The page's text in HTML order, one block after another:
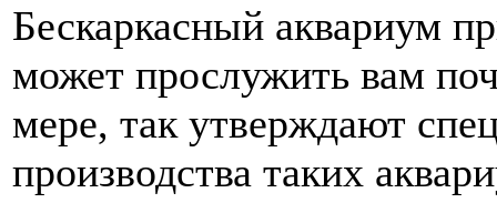
Бескаркасный аквариум
может прослужить вам
мере, так утверждают
производства таких